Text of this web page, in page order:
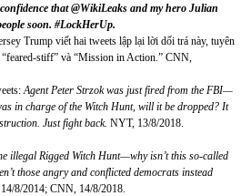
that @WikiLeaks and my hero Julian
soon. #LockHerUp.
Trump viết hai tweets lập lại lời dối trá này, tuyên
stiff” và “Mission in Action.” CNN,
Agent Peter Strzok was just fired from the FBI—
in charge of the Witch Hunt, will it be dropped? It
Just fight back. NYT, 13/8/2018.
illegal Rigged Witch Hunt—why isn’t this so-called
those angry and conflicted democrats instead
8/2014; CNN, 14/8/2018.